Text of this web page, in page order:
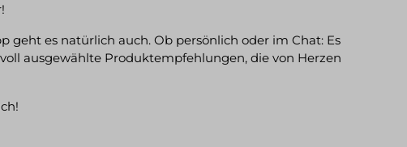
geht es natürlich auch. Ob persönlich oder im Chat: Es
ausgewählte Produktempfehlungen, die von Herzen